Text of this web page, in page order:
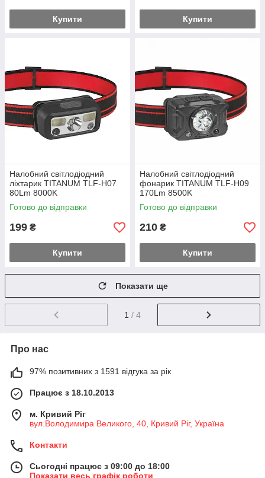
Купити Купити
Налобний світлодіодний
ліхтарик TITANUM TLF-H07
80Lm 8000K
Готово до відправки
199 ₴
Купити
Налобний світлодіодний
фонарик TITANUM TLF-Н09
170Lm 8500K
Готово до відправки
210 ₴
Купити
Показати ще
1 / 4
Про нас
97% позитивних з 1591 відгука за рік
Працює з 18.10.2013
м. Кривий Ріг
вул.Володимира Великого, 40, Кривий Ріг, Україна
Контакти
Сьогодні працює з 09:00 до 18:00
Показати весь графік роботи